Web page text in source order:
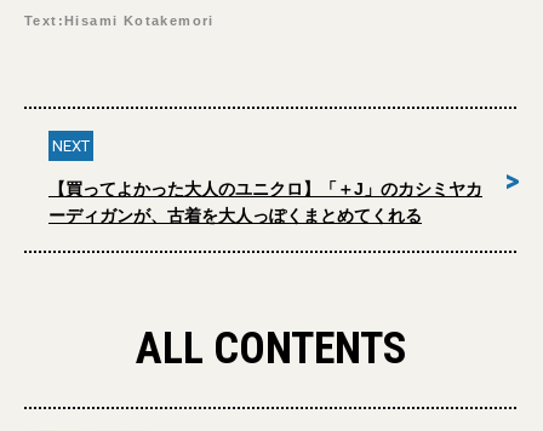
Text:Hisami Kotakemori
NEXT
【買ってよかった大人のユニクロ】「＋J」のカシミヤカ
ーディガンが、古着を大人っぽくまとめてくれる
>
ALL CONTENTS